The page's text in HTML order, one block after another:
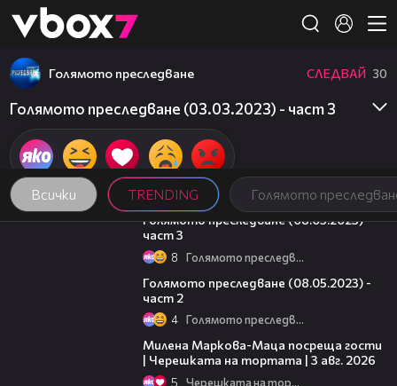
👾
Всички TRENDING Голямото
Голямото преследване СЛЕДВАЙ 30
Голямото преследване (03.03.2023) - част 3
09:13
Голямото преследване (08.05.2023) -
част 3
8 Голямото преследване
Голямото преследване (08.05.2023) -
част 2
4 Голямото преследване
Милена Маркова-Маца посреща гости
| Черешката на тортата | 3 авг. 2026
5 Черешката на тортата